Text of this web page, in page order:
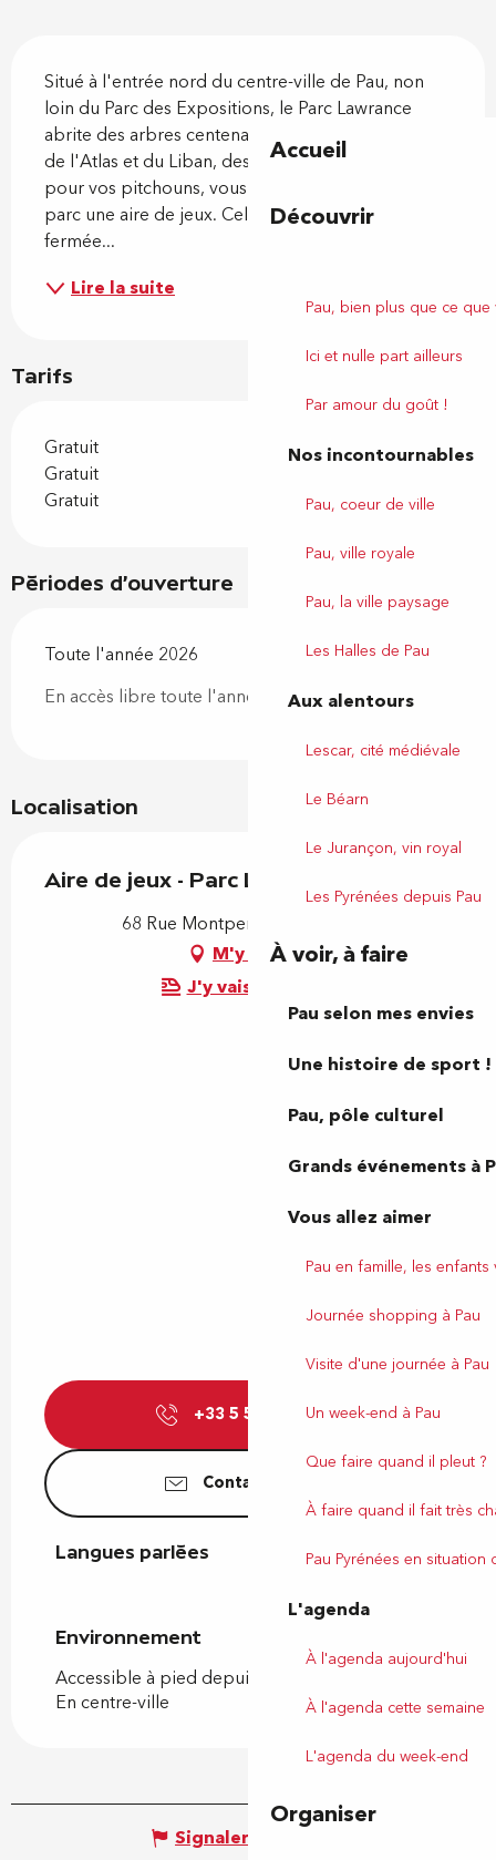
Accueil
Découvrir
Pau, bien plus que ce
Ici et nulle part ailleurs
Par amour du goût !
Nos incontournables
Pau, coeur de ville
Pau, ville royale
Pau, la ville paysage
Les Halles de Pau
Aux alentours
Lescar, cité médiévale
Le Béarn
Le Jurançon, vin royal
Les Pyrénées depuis Pau
À voir, à faire
Pau selon mes envies
Une histoire de sport !
Pau, pôle culturel
Grands événements à
Vous allez aimer
Pau en famille, les
Journée shopping à Pau
Visite d'une journée à Pau
Un week-end à Pau
Que faire quand il pleut ?
À faire quand il fait très
Pau Pyrénées en situation
L'agenda
À l'agenda aujourd'hui
À l'agenda cette semaine
L'agenda du week-end
Organiser
Situé à l'entrée nord du centre-ville de Pau, non
loin du Parc des Expositions, le Parc Lawrance
abrite des arbres centenaires, tels que des cèdres
de l'Atlas et du Liban, des pelouses. Par chance
pour vos pitchouns, vous trouverez en fond de
parc une aire de jeux. Celle-ci est sécurisée et
fermée...
Lire la suite
Tarifs
Gratuit
Gratuit
Gratuit
Périodes d'ouverture
Toute l'année 2026
En accès libre toute l'année
Localisation
Aire de jeux - Parc Lawrance
68 Rue Montpensier, 64000 Pau
M'y rendre
J'y vais en train !
+33 5 59 27 27▒▒
Contactez-nous
Langues parlées
Langues parlées
Environnement
Environnement
Accessible à pied depuis l'OT
En centre-ville
Signaler une erreur